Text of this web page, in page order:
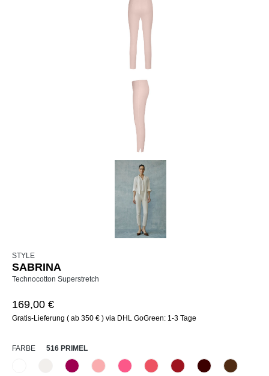
STYLE
SABRINA
Technocotton Superstretch
169,00 €
Gratis-Lieferung ( ab 350 € ) via DHL GoGreen: 1-3 Tage
FARBEAUSWÄHLEN
516 PRIMEL
330 Düne476 Magenta
516 Primel520 Erdbeereis
531 Geranie552 Kirsche585 Burgund
640 Terra